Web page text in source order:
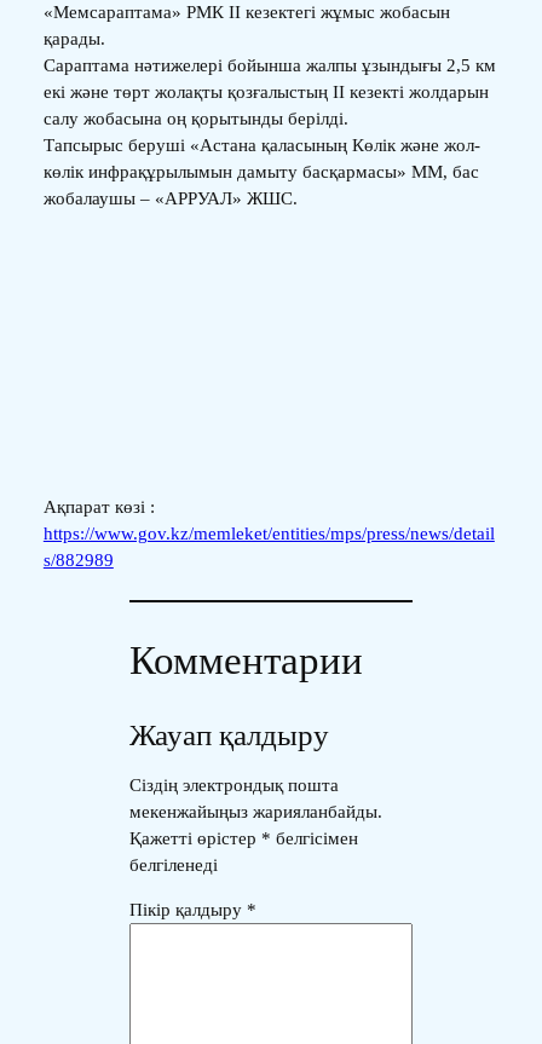
«Мемсараптама» РМК II кезектегі жұмыс жобасын
қарады.
Сараптама нәтижелері бойынша жалпы ұзындығы 2,5 км
екі және төрт жолақты қозғалыстың II кезекті жолдарын
салу жобасына оң қорытынды берілді.
Тапсырыс беруші «Астана қаласының Көлік және жол-
көлік инфрақұрылымын дамыту басқармасы» ММ, бас
жобалаушы – «АРРУАЛ» ЖШС.
Ақпарат көзі :
https://www.gov.kz/memleket/entities/mps/press/news/detail
s/882989
Комментарии
Жауап қалдыру
Сіздің электрондық пошта
мекенжайыңыз жарияланбайды.
Қажетті өрістер * белгісімен
белгіленеді
Пікір қалдыру *